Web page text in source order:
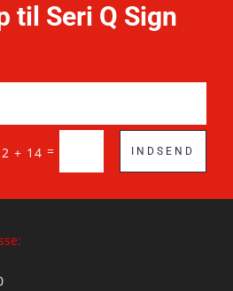
til Seri Q Sign
+ 14 = INDSEND